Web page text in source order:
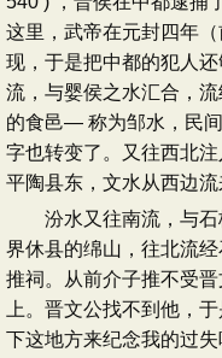
这里，武帝在元封四年
现，于是把中都的犯人
流，与婴侯之水汇合，
的食邑― 称为邹水，民
字也转变了。又往西北
平陶县东，文水从西边流
汾水又往南流，与石
界休县的绵山，往北流
推祠。从前介子推不受
上。晋文公找不到他，
下这地方来纪念我的过